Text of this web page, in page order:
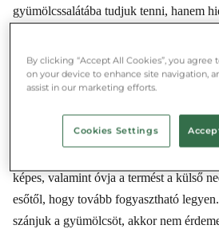
gyümölcssalátába tudjuk tenni, hanem
vaníliafagyit is teszünk bele)
Őszibarack: habár a legtöbben inkább a
barackot részesítik előnyben, a rajta
hasznos. Segít, hogy ne száradjon ki a
képes, valamint óvja a termést a külső
esőtől, hogy tovább fogyasztható
szánjuk a gyümölcsöt, akkor nem
By clicking “Accept All Cookies”, you
on your device to enhance site navigation,
assist in our marketing efforts.
Cookies Settings